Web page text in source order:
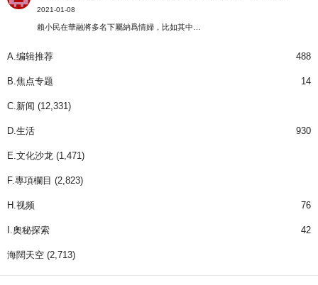
2021-01-08
賴小民在華融將多名下屬納爲情婦，比如其中…
A.编辑推荐 488
B.焦点专题 14
C.新闻 (12,331)
D.生活 930
E.文化沙龙 (1,471)
F.專項欄目 (2,823)
H.视频 76
I.奧秘探索 42
海闊天空 (2,713)